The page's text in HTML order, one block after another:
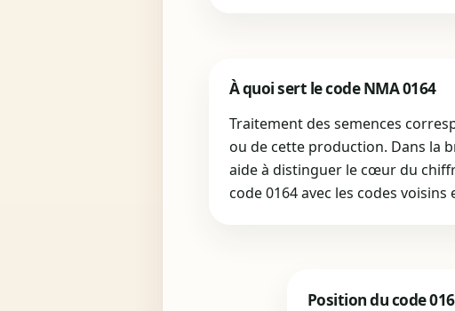
À quoi sert le code NMA 0164
Traitement des semences
ou de cette production. Dans la
aide à distinguer le cœur du
code 0164 avec les codes
Position du code